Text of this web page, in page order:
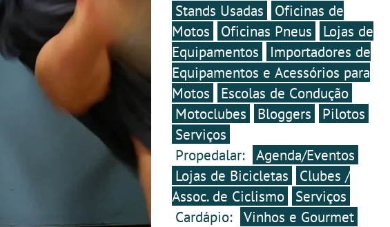
Stands Usadas
Oficinas de
Motos
Oficinas Pneus
Lojas de
Equipamentos
Importadores de
Equipamentos e Acessórios para
Motos
Escolas de Condução
Motoclubes
Bloggers
Pilotos
Serviços
Propedalar: Agenda/Eventos
Lojas de Bicicletas
Clubes /
Assoc. de Ciclismo
Serviços
Cardápio: Vinhos e Gourmet